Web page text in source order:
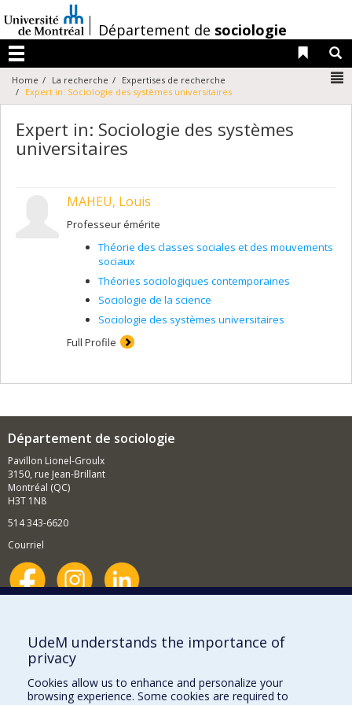
au
contenu
/Département de sociologie
Menu
Liens
Home La recherche
Expertises de recherche
Expert in: Sociologie des systèmes universitaires
Expert in: Sociologie des systèmes
universitaires
MAHEU, Louis
Professeur émérite
Théorie des classes sociales et des mouvements
sociaux
Théories sociologiques contemporaines
Sociologie de la science
Sociologie des systèmes universitaires
Full Profile
Département de sociologie
Pavillon Lionel-Groulx
3150, rue Jean-Brillant
Montréal (QC)
H3T 1N8
514 343-6620
Courriel
Comment soutenir le Département?
BESOIN D'AIDE?
Plan du site
UdeM understands the importance of
privacy
Cookies allow us to enhance and personalize your
browsing experience. Some cookies are required to